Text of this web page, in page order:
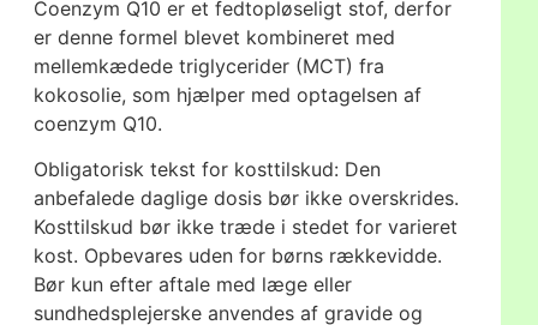
Coenzym Q10 er et fedtopløseligt stof, derfor
er denne formel blevet kombineret med
mellemkædede triglycerider (MCT) fra
kokosolie, som hjælper med optagelsen af
coenzym Q10.
Obligatorisk tekst for kosttilskud: Den
anbefalede daglige dosis bør ikke overskrides.
Kosttilskud bør ikke træde i stedet for varieret
kost. Opbevares uden for børns rækkevidde.
Bør kun efter aftale med læge eller
sundhedsplejerske anvendes af gravide og